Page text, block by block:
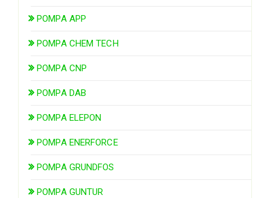
POMPA APP
POMPA CHEM TECH
POMPA CNP
POMPA DAB
POMPA ELEPON
POMPA ENERFORCE
POMPA GRUNDFOS
POMPA GUNTUR